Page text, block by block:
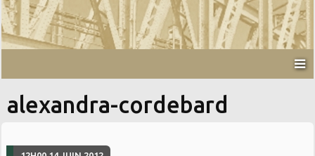
alexandra-cordebard